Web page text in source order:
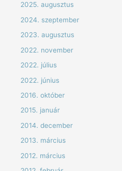
2025. augusztus
2024. szeptember
2023. augusztus
2022. november
2022. július
2022. június
2016. október
2015. január
2014. december
2013. március
2012. március